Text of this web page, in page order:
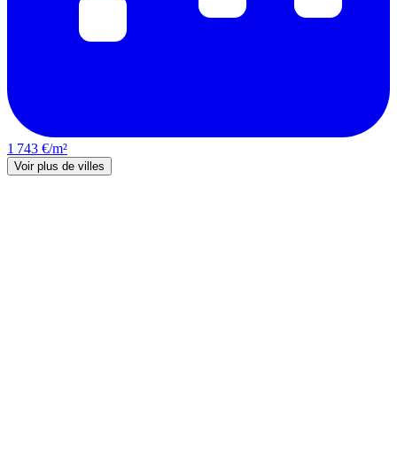
1 743 €/m²
Voir plus de villes